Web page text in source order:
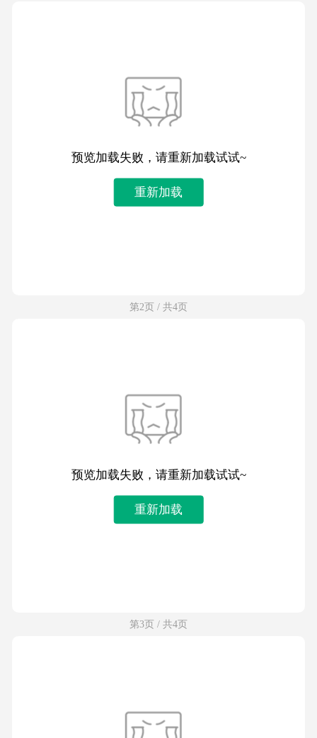
预览加载失败，请重新加载试试~
重新加载
第2页 / 共4页
预览加载失败，请重新加载试试~
重新加载
第3页 / 共4页